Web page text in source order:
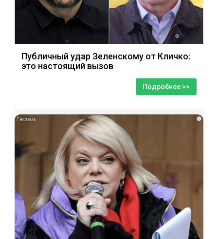
Публичный удар Зеленскому от Кличко:
это настоящий вызов
Подробнее >>
i